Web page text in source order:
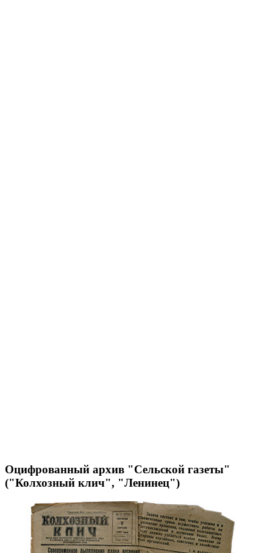
Оцифрованный архив "Сельской газеты"
("Колхозный клич", "Ленинец")